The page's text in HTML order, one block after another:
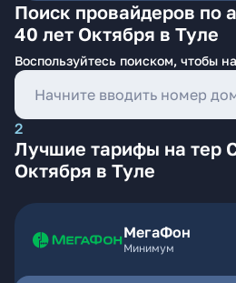
Поиск провайдеров по
40 лет Октября в Туле
Воспользуйтесь поиском, чтобы
2
Лучшие тарифы на тер
Октября в Туле
МегаФон
Минимум